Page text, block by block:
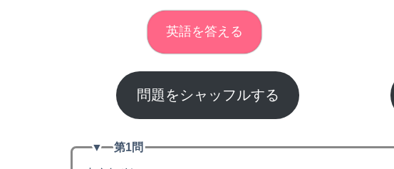
英語を答える
問題をシャッフルする
▼第1問